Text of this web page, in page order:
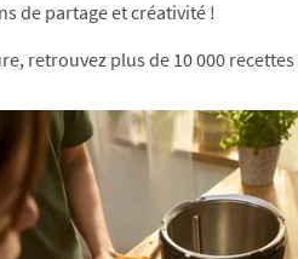
de partage et créativité !
retrouvez plus de 10 000